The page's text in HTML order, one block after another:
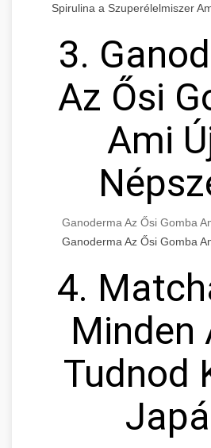
Spirulina a Szuperélelmiszer
3.
Az Ősi
Ami
Ganoderma Az Ősi Gomba
Ganoderma Az Ősi Gomba
4.
Minden
Tudnod